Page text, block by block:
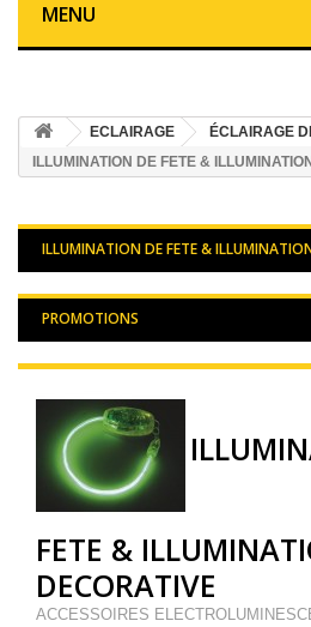
MENU
ECLAIRAGE
ÉCLAIRAGE
ILLUMINATION DE FETE &
ILLUMINATION DE FETE &
PROMOTIONS
FETE &
DECORATIVE
ACCESSOIRES